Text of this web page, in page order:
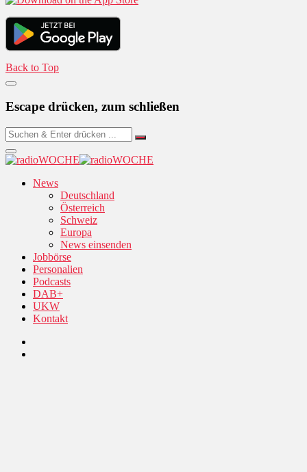
Back to Top
Escape drücken, zum schließen
News
Deutschland
Österreich
Schweiz
Europa
News einsenden
Jobbörse
Personalien
Podcasts
DAB+
UKW
Kontakt